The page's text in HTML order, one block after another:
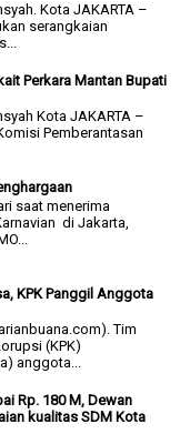
Kota JAKARTA –
serangkaian
Perkara Mantan Bupati
Kota JAKARTA –
Pemberantasan
saat menerima
di Jakarta,
KPK Panggil Anggota
Tim
(KPK)
anggota...
Rp. 180 M, Dewan
kualitas SDM Kota